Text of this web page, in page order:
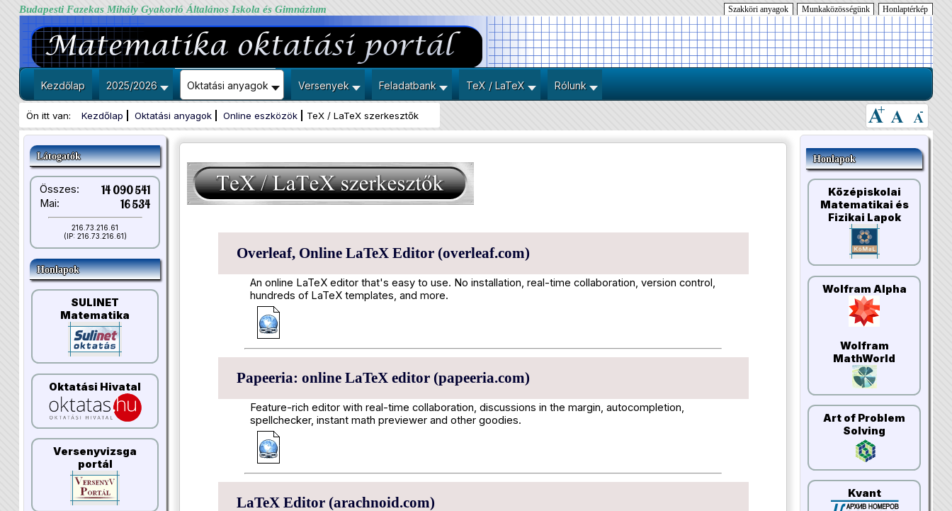
Budapesti Fazekas Mihály Gyakorló Általános Iskola és Gimnázium Honlaptérkép
Munkaközösségünk
Szakköri anyagok
Kezdőlap 2025/2026 Oktatási anyagok Versenyek Feladatbank TeX / LaTeX Rólunk
Ön itt van: Kezdőlap Oktatási anyagok Online eszközök TeX / LaTeX szerkesztők
Látogatók
Összes: 14 090 541
Mai: 16 534
216.73.216.61
(IP: 216.73.216.61)
Honlapok
SULINET
Matematika
Oktatási Hivatal
Versenyvizsga
portál
Overleaf, Online LaTeX Editor (overleaf.com)
An online LaTeX editor that's easy to use. No installation, real-time collaboration, version control,
hundreds of LaTeX templates, and more.
Papeeria: online LaTeX editor (papeeria.com)
Feature-rich editor with real-time collaboration, discussions in the margin, autocompletion,
spellchecker, instant math previewer and other goodies.
LaTeX Editor (arachnoid.com)
Honlapok
Középiskolai
Matematikai és
Fizikai Lapok
Wolfram Alpha
Wolfram
MathWorld
Art of Problem
Solving
Kvant